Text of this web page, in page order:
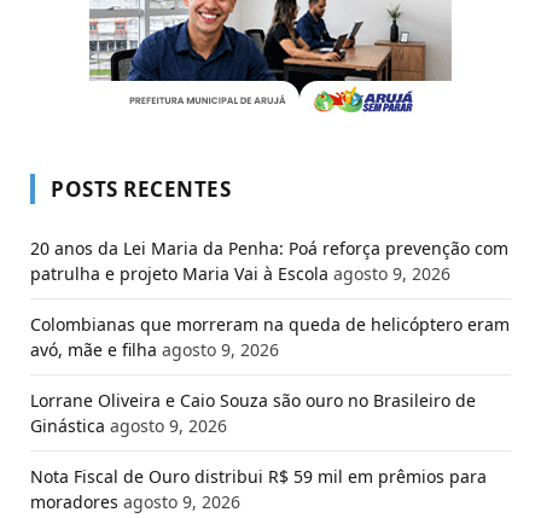
POSTS RECENTES
20 anos da Lei Maria da Penha: Poá reforça prevenção com
patrulha e projeto Maria Vai à Escola agosto 9, 2026
Colombianas que morreram na queda de helicóptero eram
avó, mãe e filha agosto 9, 2026
Lorrane Oliveira e Caio Souza são ouro no Brasileiro de
Ginástica agosto 9, 2026
Nota Fiscal de Ouro distribui R$ 59 mil em prêmios para
moradores agosto 9, 2026